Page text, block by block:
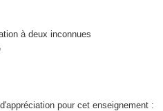
à deux inconnues
pour cet enseignement :